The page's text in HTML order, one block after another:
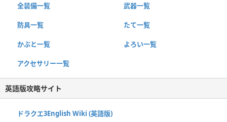
全装備一覧 武器一覧
防具一覧 たて一覧
かぶと一覧 よろい一覧
アクセサリー一覧
英語版攻略サイト
ドラクエ3English Wiki (英語版)